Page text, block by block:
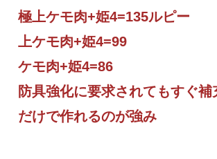
極上ケモ肉+姫4=135ルピー
上ケモ肉+姫4=99
ケモ肉+姫4=86
防具強化に要求されてもすぐ
だけで作れるのが強み